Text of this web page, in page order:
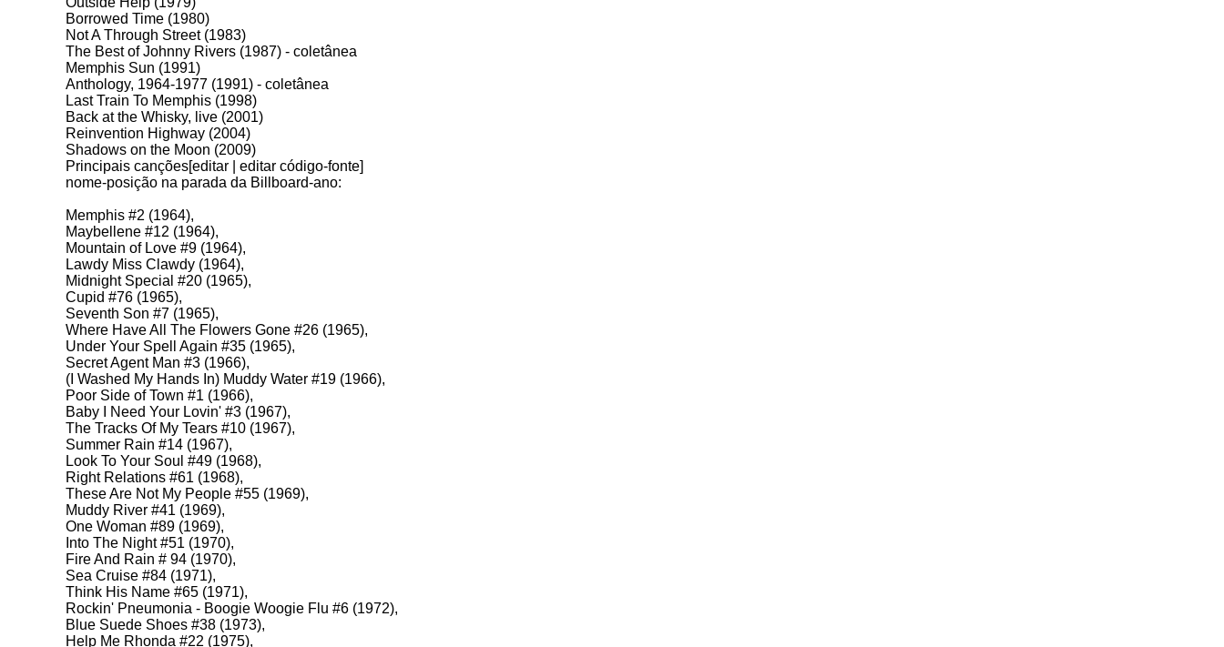
Borrowed Time (1980)
Not A Through Street (1983)
The Best of Johnny Rivers (1987) - coletânea
Memphis Sun (1991)
Anthology, 1964-1977 (1991) - coletânea
Last Train To Memphis (1998)
Back at the Whisky, live (2001)
Reinvention Highway (2004)
Shadows on the Moon (2009)
Principais canções[editar | editar código-fonte]
nome-posição na parada da Billboard-ano:
Memphis #2 (1964),
Maybellene #12 (1964),
Mountain of Love #9 (1964),
Lawdy Miss Clawdy (1964),
Midnight Special #20 (1965),
Cupid #76 (1965),
Seventh Son #7 (1965),
Where Have All The Flowers Gone #26 (1965),
Under Your Spell Again #35 (1965),
Secret Agent Man #3 (1966),
(I Washed My Hands In) Muddy Water #19 (1966),
Poor Side of Town #1 (1966),
Baby I Need Your Lovin' #3 (1967),
The Tracks Of My Tears #10 (1967),
Summer Rain #14 (1967),
Look To Your Soul #49 (1968),
Right Relations #61 (1968),
These Are Not My People #55 (1969),
Muddy River #41 (1969),
One Woman #89 (1969),
Into The Night #51 (1970),
Fire And Rain # 94 (1970),
Sea Cruise #84 (1971),
Think His Name #65 (1971),
Rockin' Pneumonia - Boogie Woogie Flu #6 (1972),
Blue Suede Shoes #38 (1973),
Help Me Rhonda #22 (1975),